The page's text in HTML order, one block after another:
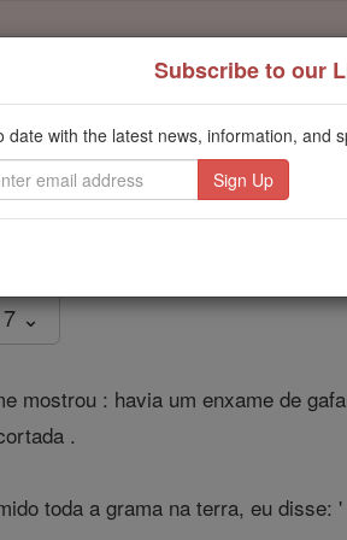
of the Rosary
Amós
7 ⌄
mostrou : havia um enxame de
.
toda a grama na terra, eu
Subscribe to our
date with the latest news, information, and